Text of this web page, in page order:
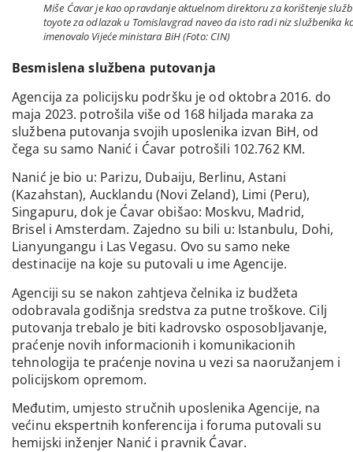
Miše Ćavar je kao opravdanje aktuelnom direktoru za korištenje
toyote za odlazak u Tomislavgrad naveo da isto radi niz službenika
imenovalo Vijeće ministara BiH (Foto: CIN)
Besmislena službena putovanja
Agencija za policijsku podršku je od oktobra 2016. do
maja 2023. potrošila više od 168 hiljada maraka za
službena putovanja svojih uposlenika izvan BiH, od
čega su samo Nanić i Ćavar potrošili 102.762 KM.
Nanić je bio u: Parizu, Dubaiju, Berlinu, Astani
(Kazahstan), Aucklandu (Novi Zeland), Limi (Peru),
Singapuru, dok je Ćavar obišao: Moskvu, Madrid,
Brisel i Amsterdam. Zajedno su bili u: Istanbulu, Dohi,
Lianyungangu i Las Vegasu. Ovo su samo neke
destinacije na koje su putovali u ime Agencije.
Agenciji su se nakon zahtjeva čelnika iz budžeta
odobravala godišnja sredstva za putne troškove. Cilj
putovanja trebalo je biti kadrovsko osposobljavanje,
praćenje novih informacionih i komunikacionih
tehnologija te praćenje novina u vezi sa naoružanjem i
policijskom opremom.
Međutim, umjesto stručnih uposlenika Agencije, na
većinu ekspertnih konferencija i foruma putovali su
hemijski inženjer Nanić i pravnik Ćavar.